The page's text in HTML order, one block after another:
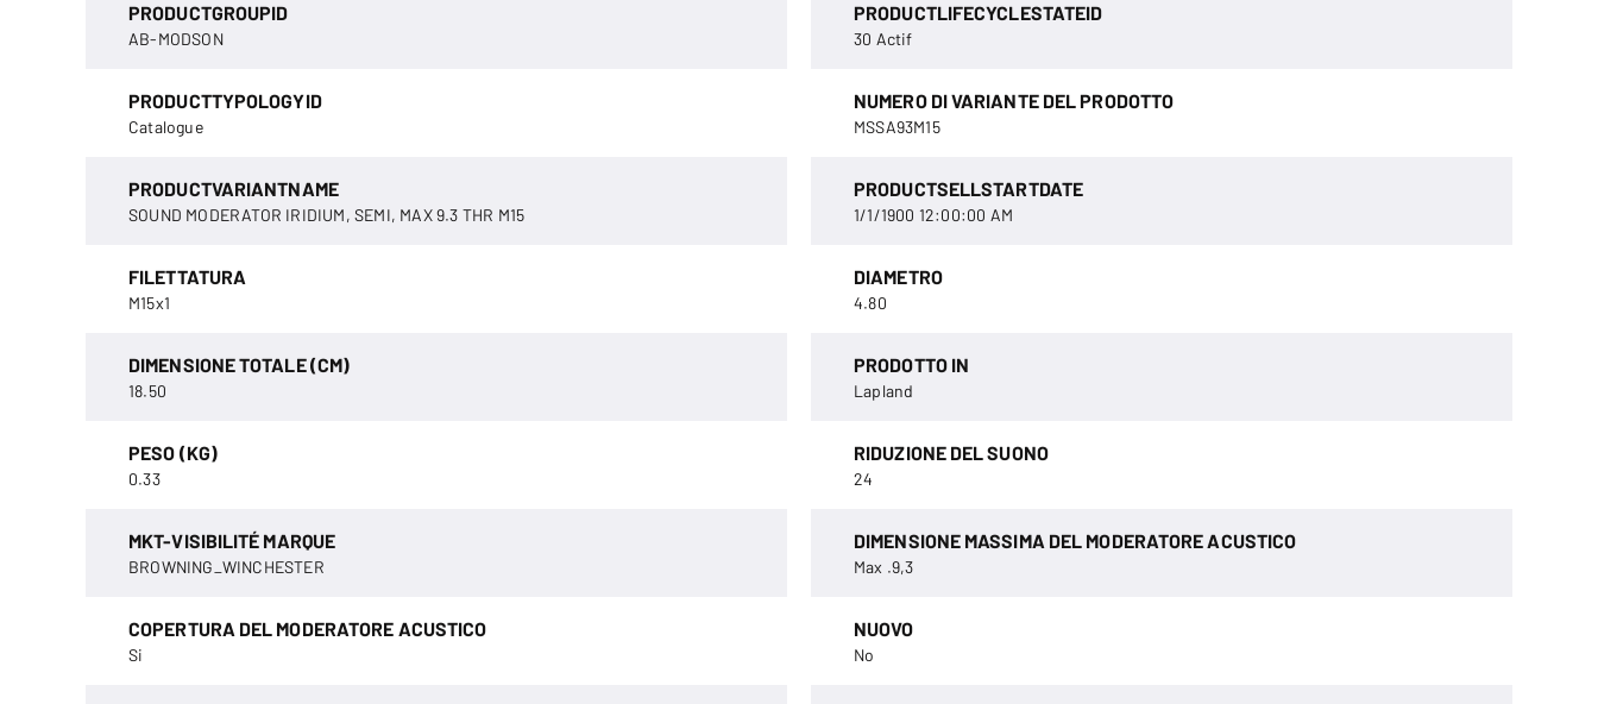
PRODUCTGROUPID
AB-MODSON
PRODUCTLIFECYCLESTATEID
30 Actif
PRODUCTTYPOLOGYID
Catalogue
NUMERO DI VARIANTE DEL PRODOTTO
MSSA93M15
PRODUCTVARIANTNAME
SOUND MODERATOR IRIDIUM, SEMI, MAX 9.3 THR M15
PRODUCTSELLSTARTDATE
1/1/1900 12:00:00 AM
FILETTATURA
M15x1
DIAMETRO
4.80
DIMENSIONE TOTALE (CM)
18.50
PRODOTTO IN
Lapland
PESO (KG)
0.33
RIDUZIONE DEL SUONO
24
MKT-VISIBILITÉ MARQUE
BROWNING_WINCHESTER
DIMENSIONE MASSIMA DEL MODERATORE ACUSTICO
Max .9,3
COPERTURA DEL MODERATORE ACUSTICO
Si
NUOVO
No